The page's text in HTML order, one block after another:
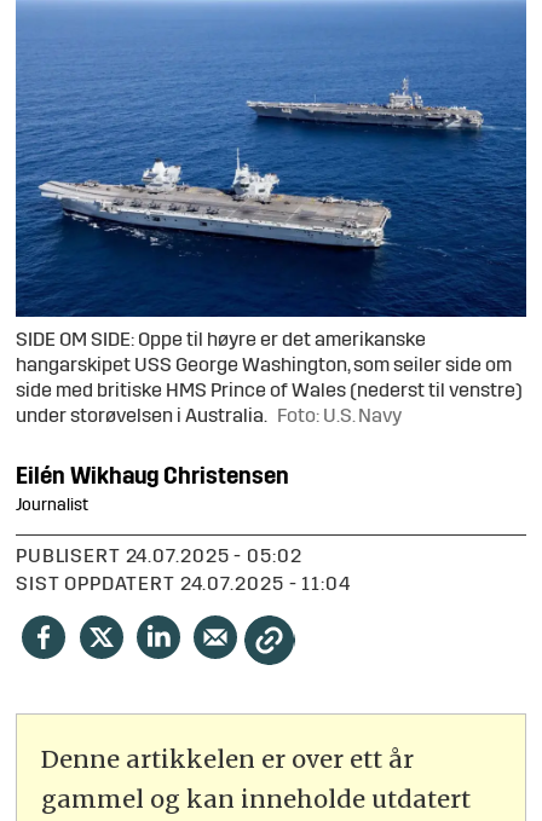
SIDE OM SIDE: Oppe til høyre er det amerikanske
hangarskipet USS George Washington, som seiler side om
side med britiske HMS Prince of Wales (nederst til venstre)
under storøvelsen i Australia.
Foto: U.S. Navy
Eilén Wikhaug Christensen
Journalist
PUBLISERT
24.07.2025 - 05:02
SIST OPPDATERT
24.07.2025 - 11:04
Denne artikkelen er over ett år
gammel og kan inneholde utdatert